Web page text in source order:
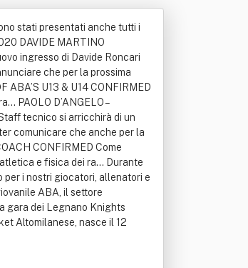
stati presentati anche tutti i
DAVIDE MARTINO
ingresso di Davide Roncari
che per la prossima
U13 & U14 CONFIRMED
PAOLO D’ANGELO –
tecnico si arricchirà di un
comunicare che anche per la
CONFIRMED Come
e fisica dei ra... Durante
i nostri giocatori, allenatori e
ABA, il settore
gara dei Legnano Knights
Altomilanese, nasce il 12